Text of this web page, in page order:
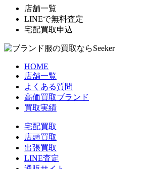
店舗一覧
LINEで無料査定
宅配買取申込
HOME
店舗一覧
よくある質問
高価買取ブランド
買取実績
宅配買取
店頭買取
出張買取
LINE査定